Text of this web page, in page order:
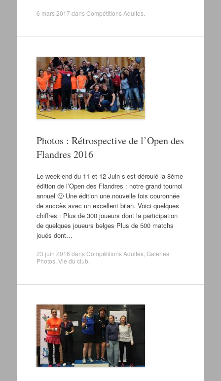
6 mars 2017 dansCompétitions Adultes.
Photos : Rétrospective de l’Open des
Flandres 2016
Le week-end du 11 et 12 Juin s’est déroulé la 8ème
édition de l’Open des Flandres : notre grand tournoi
annuel 🙂 Une édition une nouvelle fois couronnée
de succès avec un excellent bilan. Voici quelques
chiffres : Plus de 300 joueurs dont la participation
de quelques joueurs belges Plus de 500 matchs
joués dont…
23 juin 2016 dansCompétitions Adultes, Galeries
Photos, Vie du club